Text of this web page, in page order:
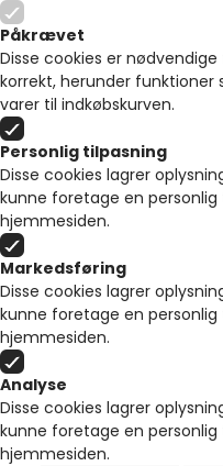
Påkrævet
Disse cookies er
korrekt, herunder
varer til indkøbskurven.
Personlig tilpasning
Disse cookies lagrer
kunne foretage en
hjemmesiden.
Markedsføring
Disse cookies lagrer
kunne foretage en
hjemmesiden.
Analyse
Disse cookies lagrer
kunne foretage en
hjemmesiden.